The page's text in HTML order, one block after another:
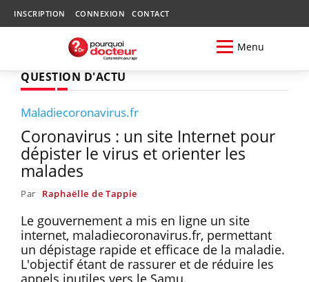
INSCRIPTION CONNEXION CONTACT
Menu
QUESTION D'ACTU
Maladiecoronavirus.fr
Coronavirus : un site Internet pour
dépister le virus et orienter les
malades
Par Raphaëlle de Tappie
Le gouvernement a mis en ligne un site
internet, maladiecoronavirus.fr, permettant
un dépistage rapide et efficace de la maladie.
L'objectif étant de rassurer et de réduire les
appels inutiles vers le Samu.